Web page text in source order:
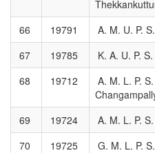
66 19791 A. M. U. P.
67
19785 K. A. U. P.
68
19712
A. M. L. P. S.
69 19724 A. M. L. P.
70
19725 G. M. L. P.